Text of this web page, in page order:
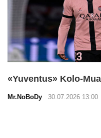
«Yuventus» Kolo-
Mr.NoBoDy 30.07.2026 13:00